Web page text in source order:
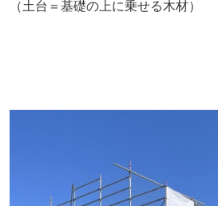
（土台＝基礎の上に乗せる木材）